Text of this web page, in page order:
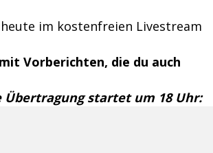
im kostenfreien Livestream
Vorberichten, die du auch
startet um 18 Uhr: